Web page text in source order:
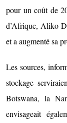
pour un coût de
d’Afrique, Aliko
et a augmenté sa
Les sources,
stockage
Botswana, la
envisageait